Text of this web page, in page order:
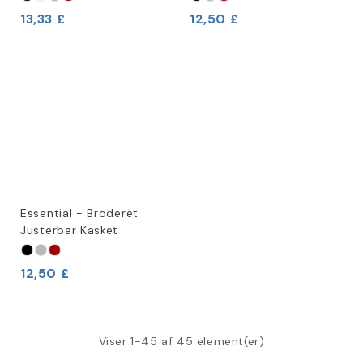
13,33 £ 12,50 £
Essential - Broderet
Justerbar Kasket
12,50 £
Viser 1-45 af 45 element(er)